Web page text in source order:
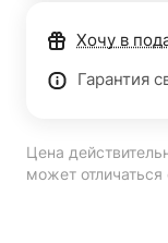
Хочу в
Гарантия
Цена
может